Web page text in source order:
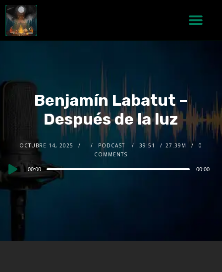
Benjamín Labatut –
Después de la luz
OCTUBRE 14, 2025 PODCAST 39:51 27.39M
0
COMMENTS
Audio
Player
00:00 00:00